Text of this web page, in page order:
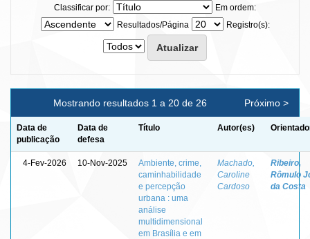
Classificar por:
Em ordem:
Resultados/Página
Registro(s):
Mostrando resultados 1 a 20 de 26 Próximo >
Data de
publicação
Data de
defesa
Título Autor(es)
4-Fev-2026 10-Nov-2025
Ambiente, crime,
caminhabilidade
e percepção
urbana : uma
análise
multidimensional
em Brasília e em
Machado,
Caroline
Cardoso
Ribeiro,
Rômulo
da Costa